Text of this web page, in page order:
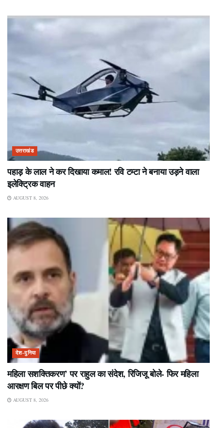
उत्तराखंड
पहाड़ के लाल ने कर दिखाया कमाल! रवि टम्टा ने बनाया उड़ने वाला
इलेक्ट्रिक वाहन
AUGUST 8, 2026
देश-दुनिया
महिला सशक्तिकरण’ पर राहुल का संदेश, रिजिजू बोले- फिर महिला
आरक्षण बिल पर पीछे क्यों?
AUGUST 8, 2026